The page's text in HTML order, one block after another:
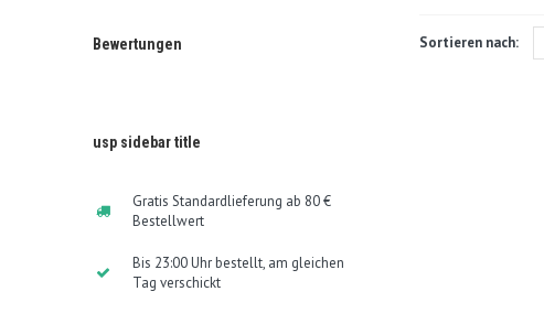
Bewertungen
usp sidebar title
Gratis Standardlieferung ab 80 €
Bestellwert
Bis 23:00 Uhr bestellt, am gleichen
Tag verschickt
Sortieren nach: